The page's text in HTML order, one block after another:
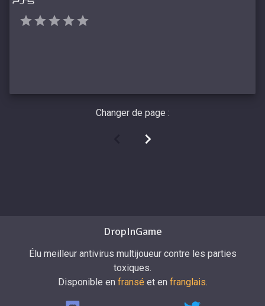
Changer de page :
DropInGame
Élu meilleur antivirus multijoueur contre les parties
toxiques.
Disponible en fransé et en franglais.